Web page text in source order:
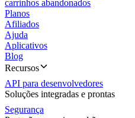
carrinhos abandonados
Planos
Afiliados
Ajuda
Aplicativos
Blog
Recursos
API para desenvolvedores
Soluções integradas e prontas
Segurança